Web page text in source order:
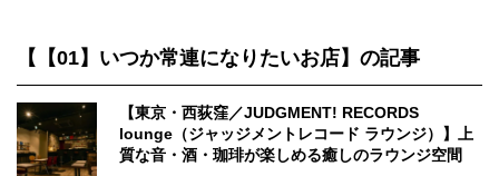
【【01】いつか常連になりたいお店】の記事
【東京・西荻窪／JUDGMENT! RECORDS
lounge（ジャッジメントレコード ラウンジ）】上
質な音・酒・珈琲が楽しめる癒しのラウンジ空間